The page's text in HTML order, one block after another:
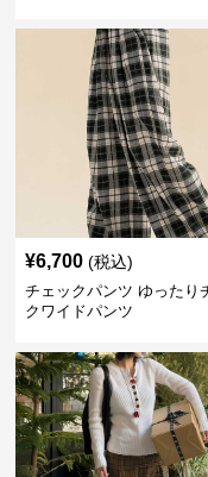
¥6,700 (税込)
チェックパンツ ゆったり
クワイドパンツ